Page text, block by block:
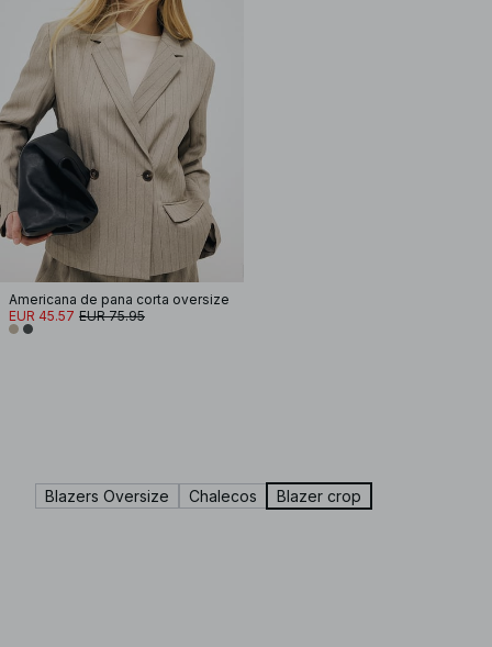
Americana de pana corta oversize
EUR 45.57 EUR 75.95
Blazers Oversize Chalecos Blazer crop